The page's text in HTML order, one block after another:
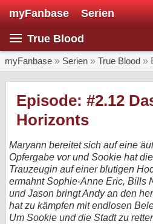
myFanbase Serien
True Blood
myFanbase » Serien » True Blood »
Episode: #2.12
Horizonts
Maryann bereitet sich auf eine
Opfergabe vor und Sookie hat
Trauzeugin auf einer blutigen
ermahnt Sophie-Anne Eric, Bills
und Jason bringt Andy an den
hat zu kämpfen mit endlosen
Um Sookie und die Stadt zu
Serie
SERIEN
KULTUR
SERVICE